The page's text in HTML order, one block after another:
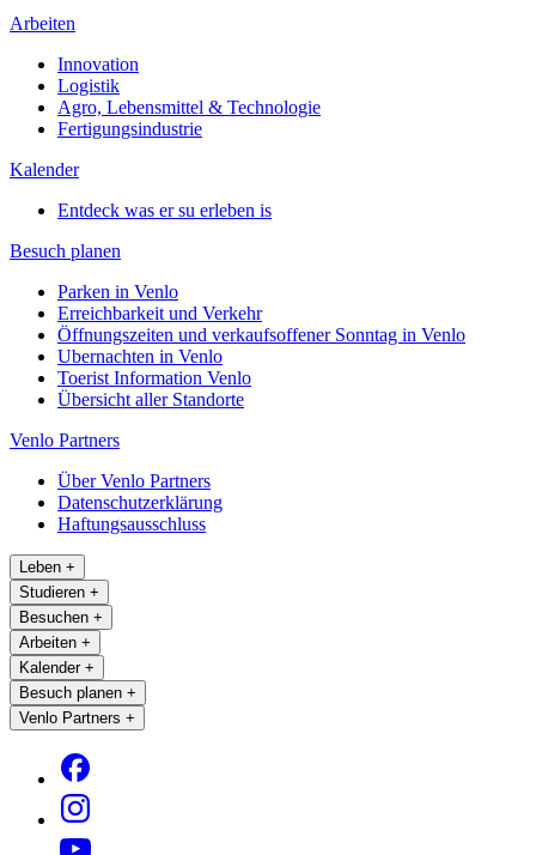
Arbeiten
Innovation
Logistik
Agro, Lebensmittel & Technologie
Fertigungsindustrie
Kalender
Entdeck was er su erleben is
Besuch planen
Parken in Venlo
Erreichbarkeit und Verkehr
Öffnungszeiten und verkaufsoffener Sonntag in Venlo
Ubernachten in Venlo
Toerist Information Venlo
Übersicht aller Standorte
Venlo Partners
Über Venlo Partners
Datenschutzerklärung
Haftungsausschluss
Leben +
Studieren +
Besuchen +
Arbeiten +
Kalender +
Besuch planen +
Venlo Partners +